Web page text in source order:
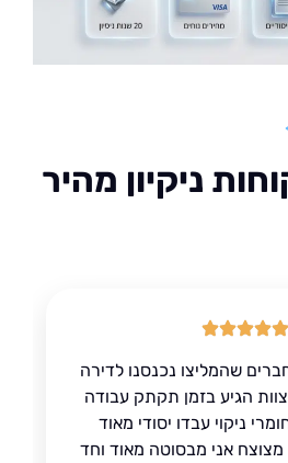
מהיר
נכנסנו לדירה
בזמן תקתק עבודה
עבדו יסודי מאוד
מבסוטה מאוד וחד